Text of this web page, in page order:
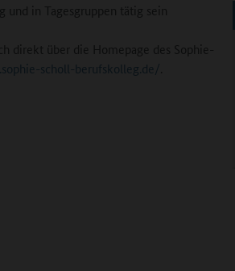
und in Tagesgruppen tätig sein
direkt über die Homepage des Sophie-
scholl-berufskolleg.de/